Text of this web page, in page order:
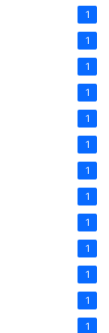
1
1
1
1
1
1
1
1
1
1
1
1
1